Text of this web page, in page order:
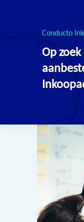
Conducto
Op